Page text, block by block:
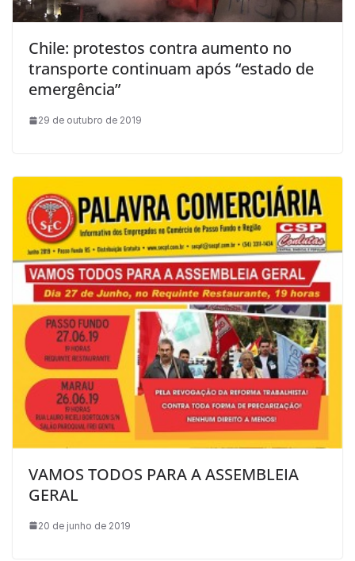
Chile: protestos contra aumento no
transporte continuam após “estado de
emergência”
29 de outubro de 2019
VAMOS TODOS PARA A ASSEMBLEIA
GERAL
20 de junho de 2019